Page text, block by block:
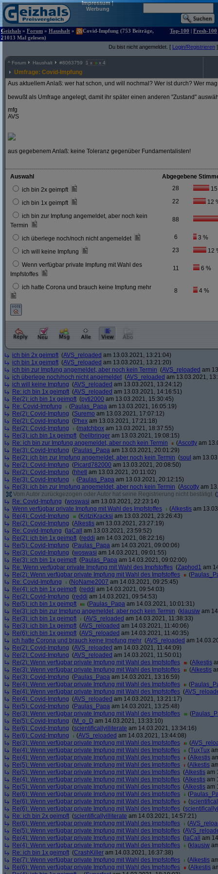
Impressum|
Werbung
Geizhals » Forum » Haushalt »
Covid-Impfung (753 Beiträge,
21013 Mal gelesen)
Top-100 | Fresh-100
Du bist nicht angemeldet. [ Login/Registrieren ]
^ Forum Haushalt #8063759 1 x x 4
Umfrage: Covid-Impfung
Aus aktuellem Anlaß: wer hat schon, und will nochmal? Wer ist durch? Wer
bewußt als Umfrage angelegt, damit ihr später einen anderen "Zustand"
mfg
AVS
aus gegebenem Anlaß: keine Toleranz gegenüber Fundamentalisten!
Auswahl
Abgegebene
ich bin 2x geimpft
28 15
ich bin 1x geimpft 22 12
ich bin zur Impfung angemeldet, aber noch kein
Termin
88
ich überlege noch/noch nicht angemeldet 6 3 %
ich will keine Impfung 23 12
Wenn verfügbar private Impfung mit Wahl des
Impfstoffes
11 6 %
ich hatte Corona und brauch keine Impfung mehr 8 4 %
ich bin 2x geimpft (AVS_reloaded am 13.03.2021, 13:21:04)
ich bin 1x geimpft (AVS_reloaded am 13.03.2021, 13:21:20)
ich bin zur Impfung angemeldet, aber noch kein Termin (AVS_reloaded am
ich überlege noch/noch nicht angemeldet (AVS_reloaded am 13.03.2021,
ich will keine Impfung (AVS_reloaded am 13.03.2021, 13:24:12)
Re: ich bin 1x geimpft (AVS_reloaded am 13.03.2021, 14:16:51)
Re(2): ich bin 1x geimpft (pyti2000 am 13.03.2021, 15:30:45)
Re: Covid-Impfung
(Paulas_Papa am 13.03.2021, 16:05:19)
Re(2): Covid-Impfung (Suremo am 13.03.2021, 17:07:12)
Re(2): Covid-Impfung (Phex am 13.03.2021, 17:21:18)
Re(2): Covid-Impfung
(matchbox am 13.03.2021, 18:37:55)
Re(3): ich bin 1x geimpft (hellbringer am 13.03.2021, 19:08:15)
Re: ich bin zur Impfung angemeldet, aber noch kein Termin
(Ascotty am
Re(3): Covid-Impfung (Paulas_Papa am 13.03.2021, 20:01:29)
Re(2): ich bin zur Impfung angemeldet, aber noch kein Termin (soul am
Re(2): Covid-Impfung (Picard782000 am 13.03.2021, 20:08:50)
Re(2): Covid-Impfung (hhetl am 13.03.2021, 20:11:02)
Re(3): Covid-Impfung
(Paulas_Papa am 13.03.2021, 20:12:15)
Re(3): ich bin zur Impfung angemeldet, aber noch kein Termin (Ascotty am
Vom Autor zurückgezogen oder Autor hat seine Registrierung nicht bestätigt (
Re: Covid-Impfung (woswasi am 13.03.2021, 22:23:14)
Wenn verfügbar private Impfung mit Wahl des Impfstoffes
(Alkestis am
Re(4): Covid-Impfung
(KritziKracksi am 13.03.2021, 23:26:43)
Re(2): Covid-Impfung (Alkestis am 13.03.2021, 23:27:19)
Re: Covid-Impfung ( laCall
am 13.03.2021, 23:59:52)
Re(2): ich bin 1x geimpft (reddi am 14.03.2021, 08:22:16)
Re(5): Covid-Impfung (Paulas_Papa am 14.03.2021, 09:00:06)
Re(3): Covid-Impfung (woswasi am 14.03.2021, 09:01:55)
Re(3): ich bin 1x geimpft (Paulas_Papa am 14.03.2021, 09:02:00)
Re: Wenn verfügbar private Impfung mit Wahl des Impfstoffes (Zaphod1 am
Re(2): Wenn verfügbar private Impfung mit Wahl des Impfstoffes
(
Re: Covid-Impfung
(NoName2007 am 14.03.2021, 09:25:45)
Re(4): ich bin 1x geimpft (reddi am 14.03.2021, 09:54:03)
Re(2): Covid-Impfung (reddi am 14.03.2021, 09:54:53)
Re(5): ich bin 1x geimpft
(Paulas_Papa am 14.03.2021, 10:01:31)
Re(3): ich bin zur Impfung angemeldet, aber noch kein Termin (klausiw am
Re(3): ich bin 1x geimpft
(AVS_reloaded am 14.03.2021, 11:38:33)
Re(3): ich bin 1x geimpft (AVS_reloaded am 14.03.2021, 11:40:06)
Re(6): ich bin 1x geimpft (AVS_reloaded am 14.03.2021, 11:40:35)
ich hatte Corona und brauch keine Impfung mehr (AVS_reloaded am
Re(2): Covid-Impfung (AVS_reloaded am 14.03.2021, 11:44:09)
Re(2): Covid-Impfung (AVS_reloaded am 14.03.2021, 11:50:01)
Re(2): Wenn verfügbar private Impfung mit Wahl des Impfstoffes
(Alkestis
Re(3): Wenn verfügbar private Impfung mit Wahl des Impfstoffes
(Alkestis
Re(3): Covid-Impfung (Paulas_Papa am 14.03.2021, 13:16:59)
Re(4): Wenn verfügbar private Impfung mit Wahl des Impfstoffes
(
Re(4): Wenn verfügbar private Impfung mit Wahl des Impfstoffes (
Re(4): Covid-Impfung (AVS_reloaded am 14.03.2021, 13:21:17)
Re(5): Covid-Impfung (Paulas_Papa am 14.03.2021, 13:25:48)
Re(3): Wenn verfügbar private Impfung mit Wahl des Impfstoffes
(
Re(5): Covid-Impfung (M_o_D am 14.03.2021, 13:33:10)
Re(6): Covid-Impfung (scientificallyilliterate am 14.03.2021, 13:34:16)
Re(6): Covid-Impfung
(AVS_reloaded am 14.03.2021, 13:44:08)
Re(3): Wenn verfügbar private Impfung mit Wahl des Impfstoffes
(
Re(4): Wenn verfügbar private Impfung mit Wahl des Impfstoffes
(TuxTux
Re(4): Wenn verfügbar private Impfung mit Wahl des Impfstoffes
(Alkestis
Re(5): Wenn verfügbar private Impfung mit Wahl des Impfstoffes
(Alkestis
Re(5): Wenn verfügbar private Impfung mit Wahl des Impfstoffes (Alkestis am
Re(4): Wenn verfügbar private Impfung mit Wahl des Impfstoffes (Alkestis am
Re(5): Wenn verfügbar private Impfung mit Wahl des Impfstoffes (Alkestis am
Re(6): Wenn verfügbar private Impfung mit Wahl des Impfstoffes
(
Re(6): Wenn verfügbar private Impfung mit Wahl des Impfstoffes
(
Re(6): Wenn verfügbar private Impfung mit Wahl des Impfstoffes (
Re: ich bin 2x geimpft (scientificallyilliterate am 14.03.2021, 14:57:21)
Re(6): Wenn verfügbar private Impfung mit Wahl des Impfstoffes
(
Re(5): Wenn verfügbar private Impfung mit Wahl des Impfstoffes (
Re(4): Wenn verfügbar private Impfung mit Wahl des Impfstoffes ( laCall
am
Re(4): Wenn verfügbar private Impfung mit Wahl des Impfstoffes
(klausiw
Re: ich bin 1x geimpft (CrashKiller am 14.03.2021, 16:37:38)
Re(7): Wenn verfügbar private Impfung mit Wahl des Impfstoffes
(Alkestis
Re(6): Wenn verfügbar private Impfung mit Wahl des Impfstoffes
(Alkestis